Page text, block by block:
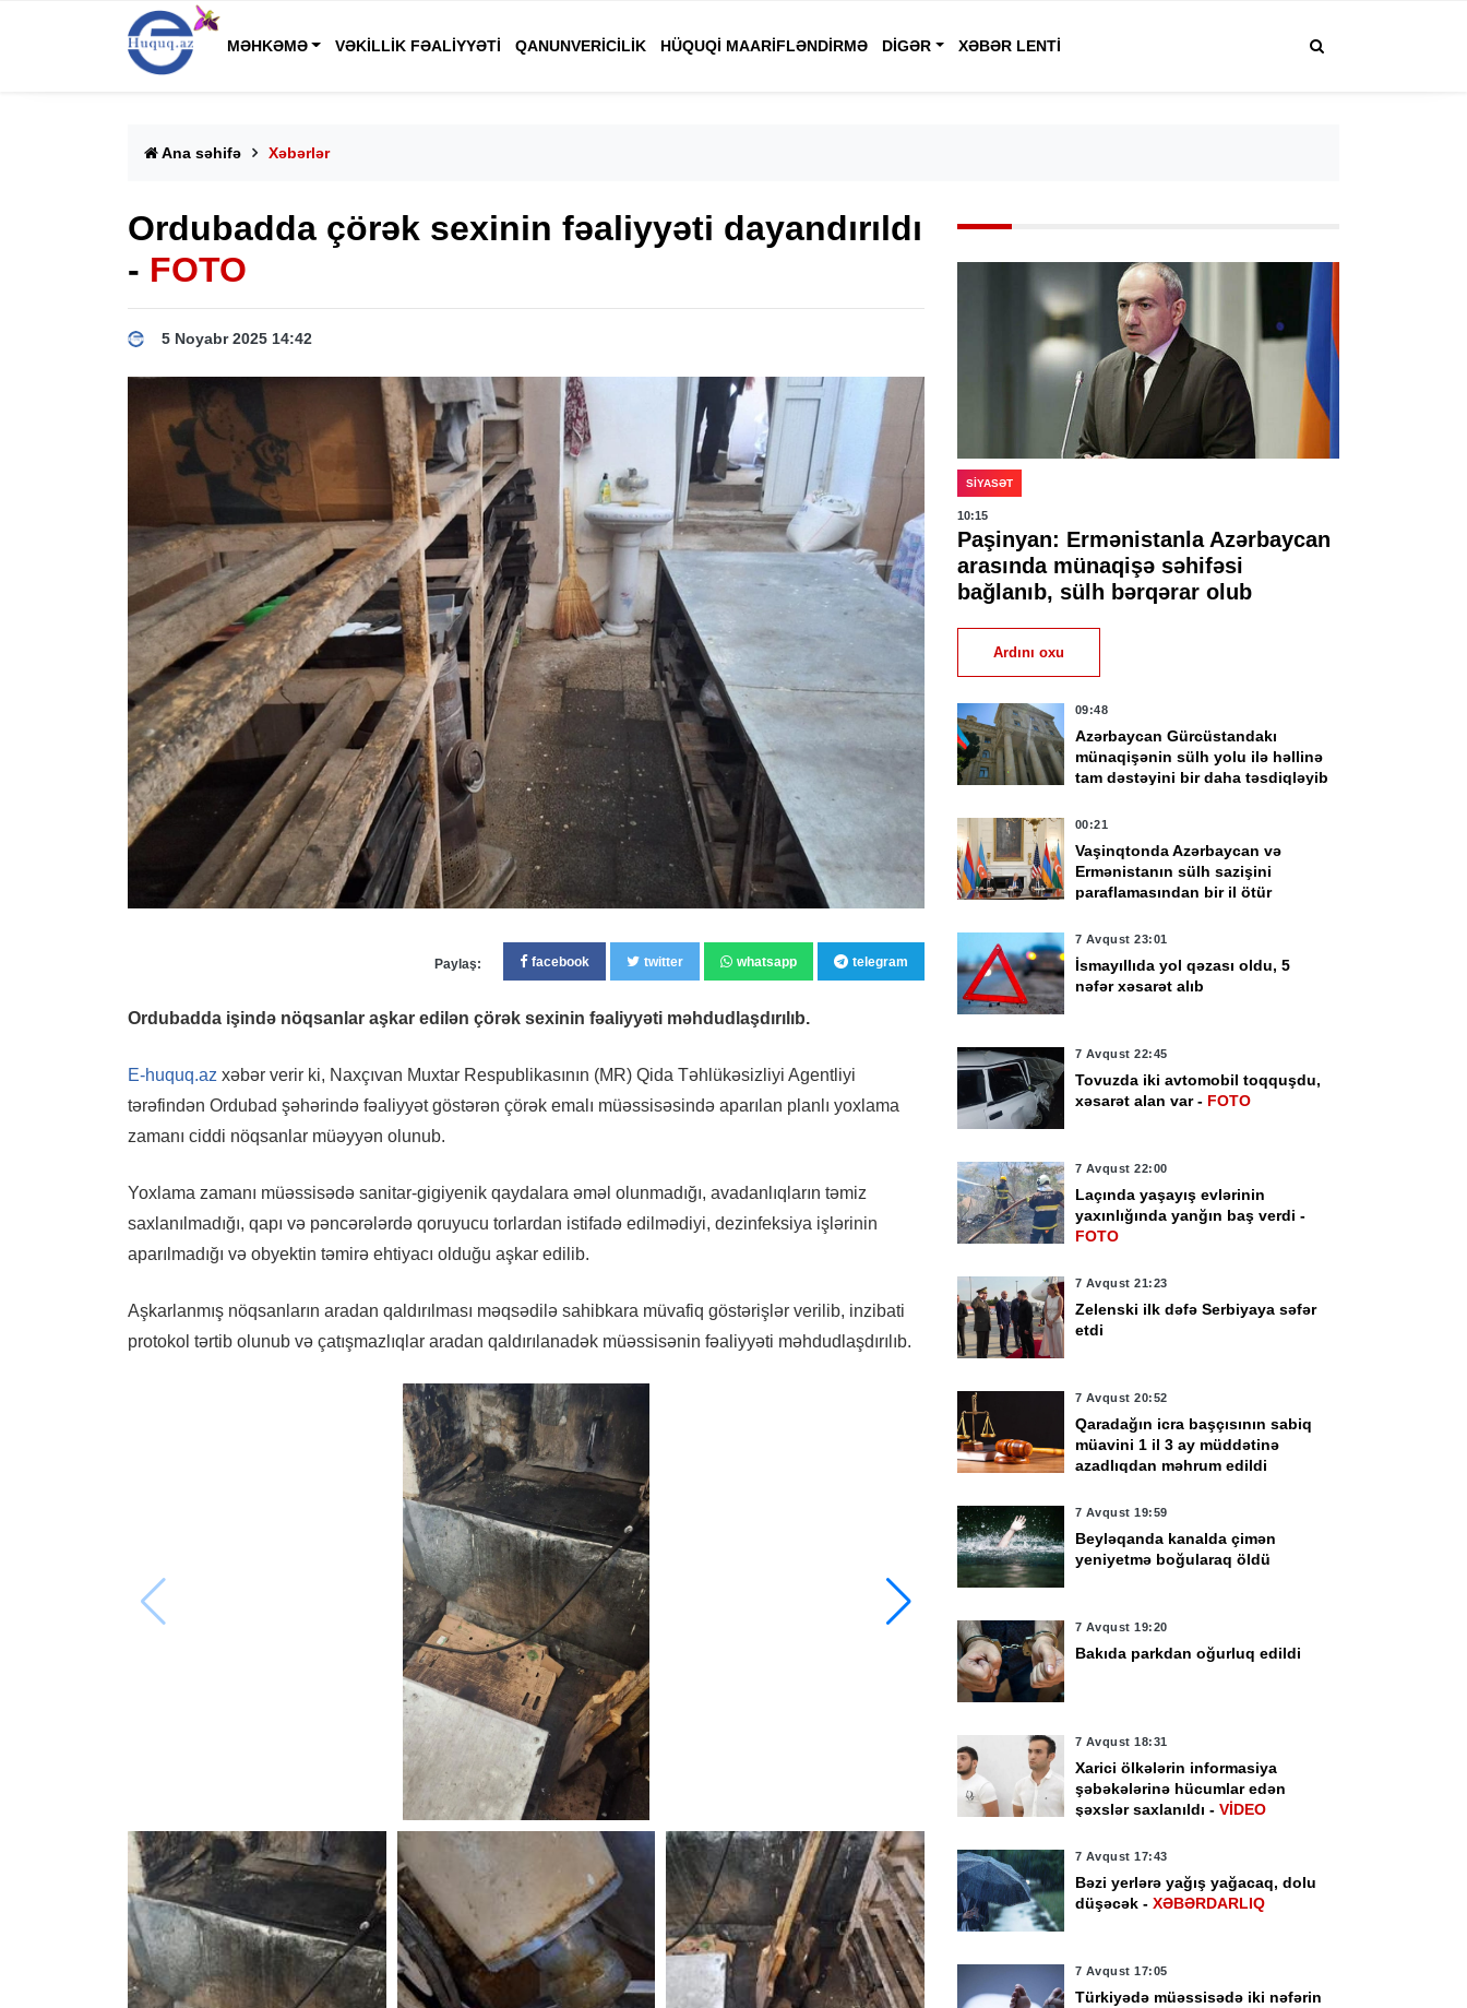
MƏHKƏMƏ VƏKILLIK FƏALIYYƏTI QANUNVERICILIK HÜQUQI MAARIFLƏNDIRMƏ DIGƏR XƏBƏR LENTI
Ana səhifə Xəbərlər
Ordubadda çörək sexinin fəaliyyəti dayandırıldı
- FOTO
5 Noyabr 2025 14:42
Paylaş: facebook twitter whatsapp telegram
Ordubadda işində nöqsanlar aşkar edilən çörək sexinin fəaliyyəti məhdudlaşdırılıb.
E-huquq.az xəbər verir ki, Naxçıvan Muxtar Respublikasının (MR) Qida Təhlükəsizliyi Agentliyi
tərəfindən Ordubad şəhərində fəaliyyət göstərən çörək emalı müəssisəsində aparılan planlı yoxlama
zamanı ciddi nöqsanlar müəyyən olunub.
Yoxlama zamanı müəssisədə sanitar-gigiyenik qaydalara əməl olunmadığı, avadanlıqların təmiz
saxlanılmadığı, qapı və pəncərələrdə qoruyucu torlardan istifadə edilmədiyi, dezinfeksiya işlərinin
aparılmadığı və obyektin təmirə ehtiyacı olduğu aşkar edilib.
Aşkarlanmış nöqsanların aradan qaldırılması məqsədilə sahibkara müvafiq göstərişlər verilib, inzibati
protokol tərtib olunub və çatışmazlıqlar aradan qaldırılanadək müəssisənin fəaliyyəti məhdudlaşdırılıb.
SIYASƏT
10:15
Paşinyan: Ermənistanla Azərbaycan
arasında münaqişə səhifəsi
bağlanıb, sülh bərqərar olub
Ardını oxu
09:48
Azərbaycan Gürcüstandakı
münaqişənin sülh yolu ilə həllinə
tam dəstəyini bir daha təsdiqləyib
00:21
Vaşinqtonda Azərbaycan və
Ermənistanın sülh sazişini
paraflamasından bir il ötür
7 Avqust 23:01
İsmayıllıda yol qəzası oldu, 5
nəfər xəsarət alıb
7 Avqust 22:45
Tovuzda iki avtomobil toqquşdu,
xəsarət alan var - FOTO
7 Avqust 22:00
Laçında yaşayış evlərinin
yaxınlığında yanğın baş verdi -
FOTO
7 Avqust 21:23
Zelenski ilk dəfə Serbiyaya səfər
etdi
7 Avqust 20:52
Qaradağın icra başçısının sabiq
müavini 1 il 3 ay müddətinə
azadlıqdan məhrum edildi
7 Avqust 19:59
Beyləqanda kanalda çimən
yeniyetmə boğularaq öldü
7 Avqust 19:20
Bakıda parkdan oğurluq edildi
7 Avqust 18:31
Xarici ölkələrin informasiya
şəbəkələrinə hücumlar edən
şəxslər saxlanıldı - VİDEO
7 Avqust 17:43
Bəzi yerlərə yağış yağacaq, dolu
düşəcək - XƏBƏRDARLIQ
7 Avqust 17:05
Türkiyədə müəssisədə iki nəfərin